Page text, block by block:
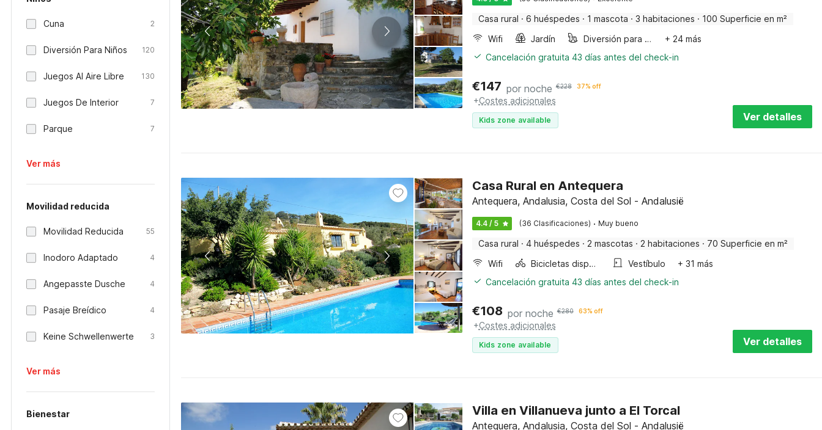
Cuna 2
Diversión Para Niños 120
Juegos Al Aire Libre 130
Juegos De Interior 7
Parque 7
Ver más
Movilidad reducida
Movilidad Reducida 55
Inodoro Adaptado 4
Angepasste Dusche 4
Pasaje Breídico 4
Keine Schwellenwerte 3
Ver más
Bienestar
Casa rural · 6 huéspedes · 1 mascota · 3 habitaciones · 100 Superficie en m²
Wifi
Jardín Diversión para niños
+ 24 más
Cancelación gratuita 43 días antes del check-in
€147 por noche €228 37% off
+Costes adicionales
Kids zone available Ver detalles
Casa Rural en Antequera
Antequera, Andalusia, Costa del Sol - Andalusië
4.4 / 5 (36 Clasificaciones) · Muy bueno
Casa rural · 4 huéspedes · 2 mascotas · 2 habitaciones · 70 Superficie en m²
Wifi
Bicicletas disponibles Vestíbulo
+ 31 más
Cancelación gratuita 43 días antes del check-in
€108 por noche €280 63% off
+Costes adicionales
Kids zone available Ver detalles
Villa en Villanueva junto a El Torcal
Antequera, Andalusia, Costa del Sol - Andalusië